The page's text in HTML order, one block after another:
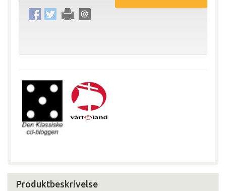
Produktbeskrivelse